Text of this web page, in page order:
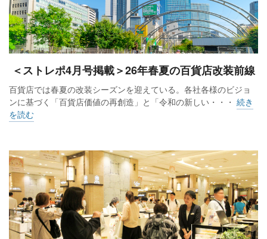
＜ストレポ4月号掲載＞26年春夏の百貨店改装前線
百貨店では春夏の改装シーズンを迎えている。各社各様のビジョ
ンに基づく「百貨店価値の再創造」と「令和の新しい・・・ 続き
を読む